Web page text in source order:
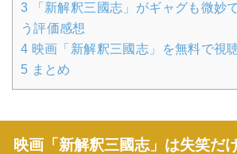
3 「新解釈三國志」がギャグも微妙
う評価感想
4 映画「新解釈三國志」を無料で視
5 まとめ
映画「新解釈三國志」は失笑だ